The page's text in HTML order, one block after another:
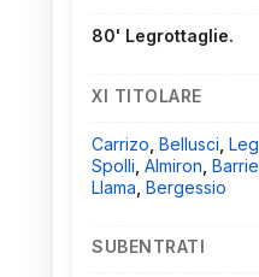
80' Legrottaglie.
XI TITOLARE
Carrizo Bellusci
Spolli Almiron
Llama Bergessio
SUBENTRATI